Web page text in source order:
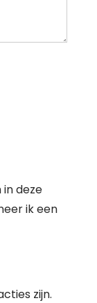
deze
ik een
zijn.